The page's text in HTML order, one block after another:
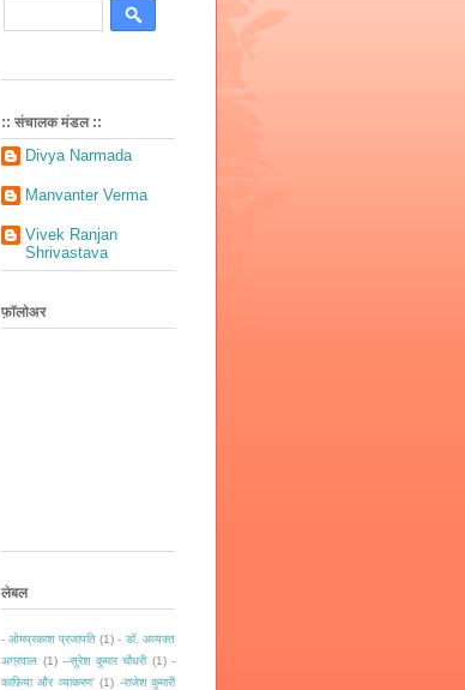
:: संचालक मंडल ::
Divya Narmada
Manvanter Verma
Vivek Ranjan
Shrivastava
फ़ॉलोअर
लेबल
- ओमप्रकाश प्रजापति (1) - डॉ. अव्यक्त
अग्रवाल (1) --सुरेश कुमार चौधरी (1) -
काफ़िया और व्याकरण' (1) -राजेश कुमारी